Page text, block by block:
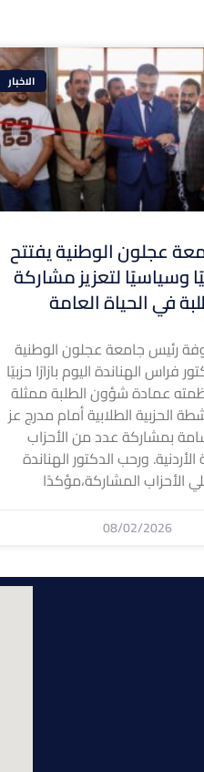
الاخبار
عجلون الوطنية يفتتح
وسياسيًا لتعزيز مشاركة
في الحياة العامة
رئيس جامعة عجلون الوطنية
فراس الهناندة اليوم بازارًا حزبيًا
عمادة شؤون الطلبة ممثلة
الحزبية الطلابية أمام مدرج عز
بمشاركة عدد من الأحزاب
ورحب الدكتور الهناندة
الأحزاب المشاركة،مؤكدًا
08/02/2026